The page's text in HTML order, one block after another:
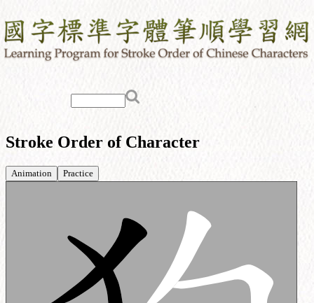
Stroke Order of Character
Animation Practice